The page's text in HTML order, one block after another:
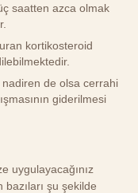
saatten azca olmak
kortikosteroid
nadiren de olsa cerrahi
giderilmesi
uygulayacağınız
şu şekilde